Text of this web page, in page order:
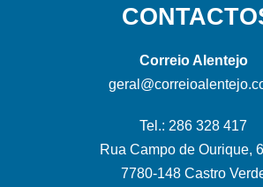
Correio Alentejo
Tel.: 286 328 417
Rua Campo de Ourique,
7780-148 Castro